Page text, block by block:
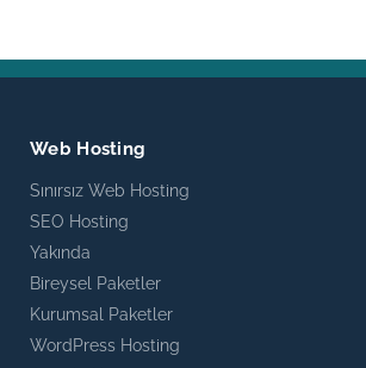
Web Hosting
Sınırsız Web Hosting
SEO Hosting
Yakında
Bireysel Paketler
Kurumsal Paketler
WordPress Hosting